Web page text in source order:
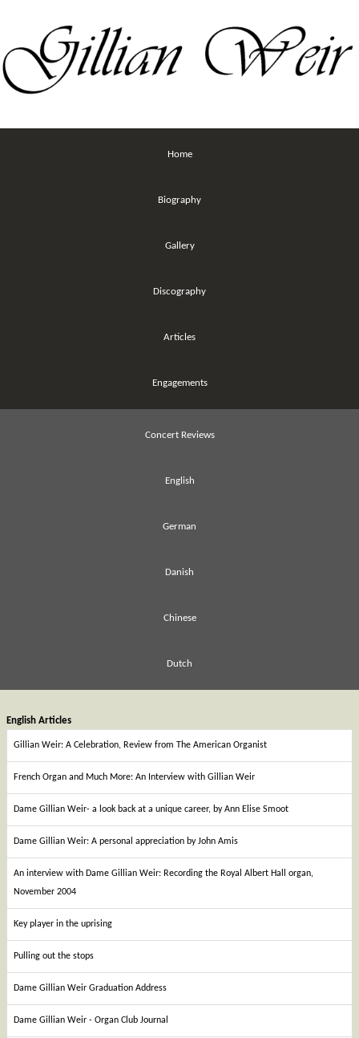
Home
Biography
Gallery
Discography
Articles
Engagements
Concert Reviews
English
German
Danish
Chinese
Dutch
English Articles
Gillian Weir: A Celebration, Review from The American Organist
French Organ and Much More: An Interview with Gillian Weir
Dame Gillian Weir- a look back at a unique career, by Ann Elise Smoot
Dame Gillian Weir: A personal appreciation by John Amis
An interview with Dame Gillian Weir: Recording the Royal Albert Hall organ,
November 2004
Key player in the uprising
Pulling out the stops
Dame Gillian Weir Graduation Address
Dame Gillian Weir - Organ Club Journal